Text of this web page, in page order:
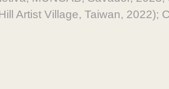
Artist Village, Taiwan, 2022);